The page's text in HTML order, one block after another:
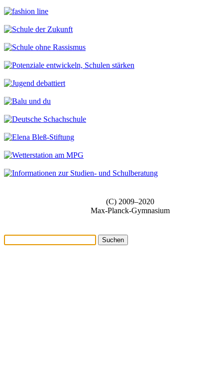
(C) 2009–2020
Max-Planck-Gymnasium
Suchen